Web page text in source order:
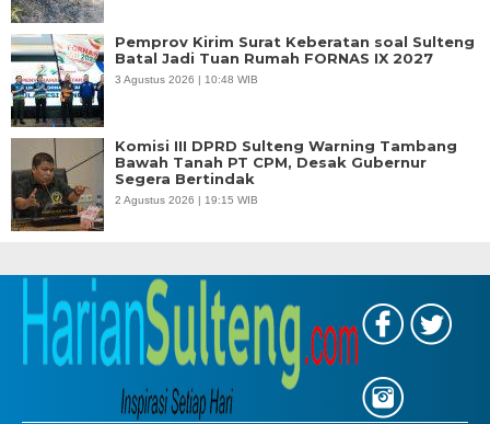
Pemprov Kirim Surat Keberatan soal Sulteng
Batal Jadi Tuan Rumah FORNAS IX 2027
3 Agustus 2026 | 10:48 WIB
Komisi III DPRD Sulteng Warning Tambang
Bawah Tanah PT CPM, Desak Gubernur
Segera Bertindak
2 Agustus 2026 | 19:15 WIB